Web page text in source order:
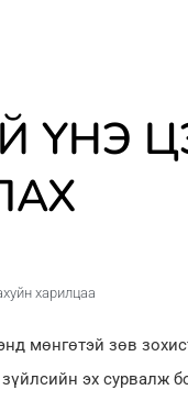
ҮНЭ
харилцаа
мөнгөтэй зөв
эх сурвалж